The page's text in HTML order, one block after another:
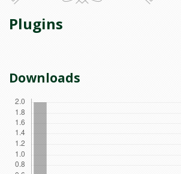
Plugins
Downloads